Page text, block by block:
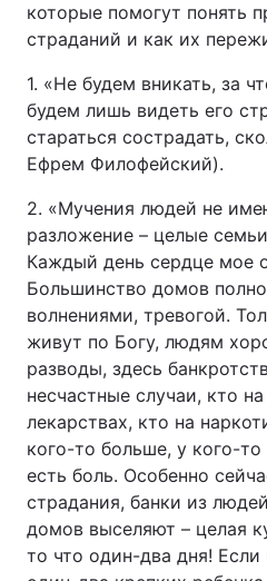
Головна
Україна
Економіка
Спорт
Техно і зв'язок
Зброя
Здоров'я
Цікавинки
Екологія
Лонгріди
Відео з Youtube
которые помогут понять
страданий и как их
1. «Не будем вникать, за
будем лишь видеть его
стараться сострадать,
Ефрем Филофейский).
2. «Мучения людей не
разложение – целые
Каждый день сердце мое
Большинство домов
волнениями, тревогой.
живут по Богу, людям
разводы, здесь
несчастные случаи, кто
лекарствах, кто на
кого-то больше, у кого-
есть боль. Особенно
страдания, банки из
домов выселяют – целая
то что один-два дня!